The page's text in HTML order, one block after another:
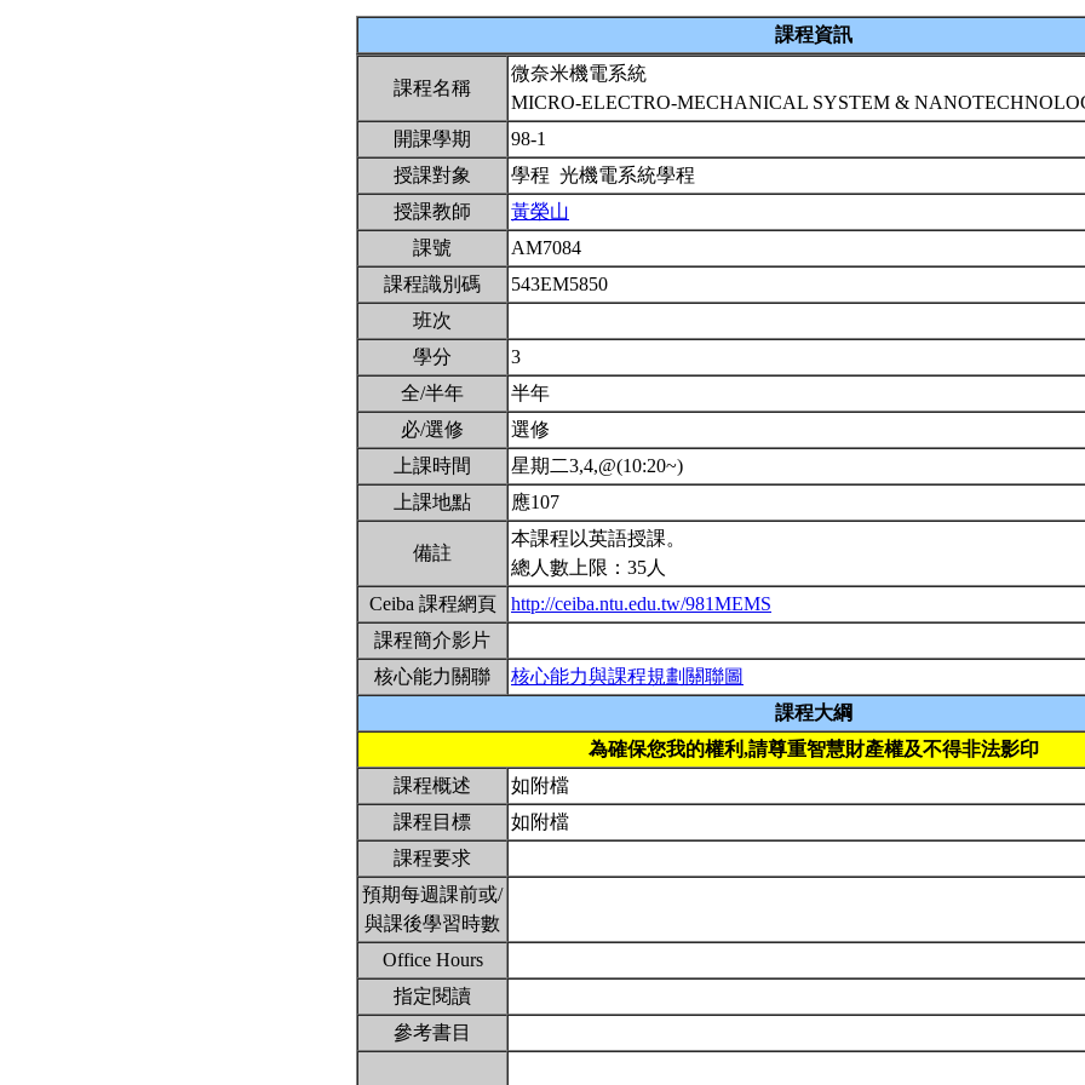
課程資訊
課程名稱
微奈米機電系統
MICRO-ELECTRO-MECHANICAL SYSTEM &
開課學期
98-1
授課對象
學程 光機電系統學程
授課教師
黃榮山
課號
AM7084
課程識別碼
543EM5850
班次
學分
3
全/半年
半年
必/選修
選修
上課時間
星期二3,4,@(10:20~)
上課地點
應107
備註
本課程以英語授課。
總人數上限：35人
Ceiba 課程網頁
http://ceiba.ntu.edu.tw/981MEMS
課程簡介影片
核心能力關聯
核心能力與課程規劃關聯圖
課程大綱
為確保您我的權利,請尊重智慧財產權及不得非法影印
課程概述
如附檔
課程目標
如附檔
課程要求
預期每週課前或/
與課後學習時數
Office Hours
指定閱讀
參考書目